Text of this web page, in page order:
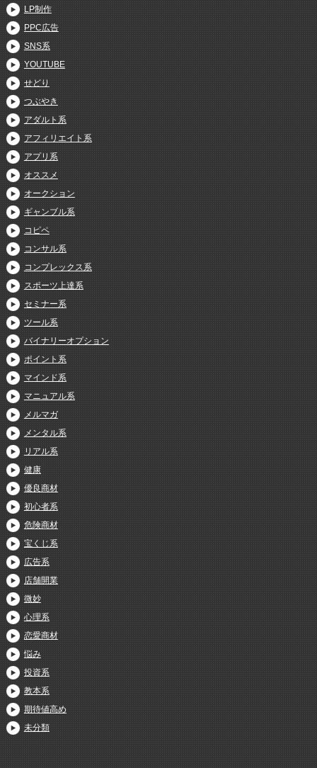
LP制作
PPC広告
SNS系
YOUTUBE
せどり
つぶやき
アダルト系
アフィリエイト系
アプリ系
オススメ
オークション
ギャンブル系
コピペ
コンサル系
コンプレックス系
スポーツ上達系
セミナー系
ツール系
バイナリーオプション
ポイント系
マインド系
マニュアル系
メルマガ
メンタル系
リアル系
健康
優良商材
初心者系
危険商材
宝くじ系
広告系
店舗開業
微妙
心理系
恋愛商材
悩み
投資系
教本系
期待値高め
未分類